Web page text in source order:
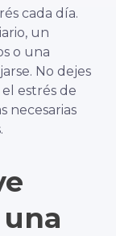
cada día.
un
o una
No dejes
estrés de
necesarias